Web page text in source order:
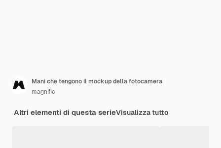
Mani che tengono il mockup della fotocamera
magnific
Altri elementi di questa serieVisualizza tutto